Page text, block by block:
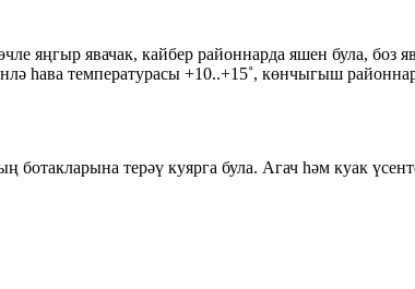
яңгыр явачак, кайбер районнарда яшен була, боз
һава температурасы +10..+15˚, көнчыгыш
ботакларына терәү куярга була. Агач һәм куак